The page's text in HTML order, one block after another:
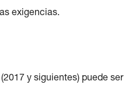
exigencias.
y siguientes) puede ser